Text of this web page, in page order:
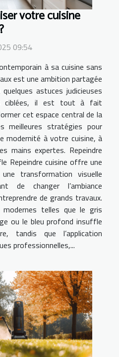
votre cuisine
09:54
à sa cuisine sans
est une ambition partagée
astuces judicieuses
ciblées, il est tout à fait
cet espace central de la
meilleures stratégies pour
modernité à votre cuisine, à
mains expertes. Repeindre
Repeindre cuisine offre une
transformation visuelle
de changer l’ambiance
de grands travaux.
telles que le gris
ou le bleu profond insuffle
tandis que l’application
professionnelles,...